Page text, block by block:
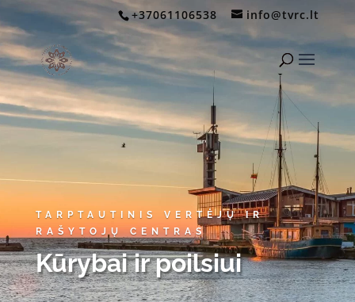
+37061106538 info@tvrc.lt
TARPTAUTINIS VERTĖJŲ IR
RAŠYTOJŲ CENTRAS
Kūrybai ir poilsiui